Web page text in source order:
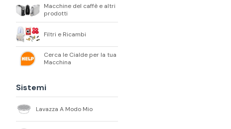
Macchine del caffè e altri
prodotti
Filtri e Ricambi
Cerca le Cialde per la tua
Macchina
Sistemi
Lavazza A Modo Mio